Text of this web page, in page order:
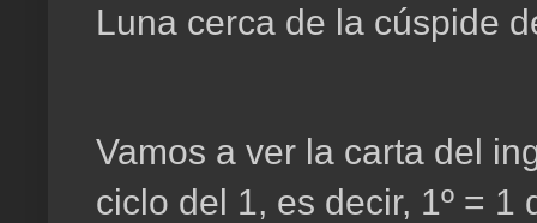
Luna cerca de la cúspide
Vamos a ver la carta del
ciclo del 1, es decir, 1º =